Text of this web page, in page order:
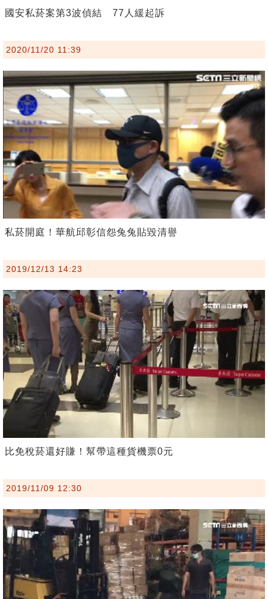
國安私菸案第3波偵結 77人緩起訴
2020/11/20 11:39
私菸開庭！華航邱彰信怨兔兔貼毀清譽
2019/12/13 14:23
比免稅菸還好賺！幫帶這種貨機票0元
2019/11/09 12:30